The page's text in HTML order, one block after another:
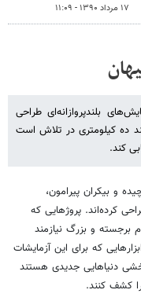
۱۷ مرداد ۱۳۹۰ - ۱۱:۰۹
بلندپروازانه‌ای طراحی
ده کیلومتری در تلاش است
کند.
و بیکران پیرامون،
کرده‌اند. پروژ‌هایی که
برجسته و بزرگ نیازمند
که برای این آزمایشات
دنیاهایی جدیدی هستند
کشف کنند.